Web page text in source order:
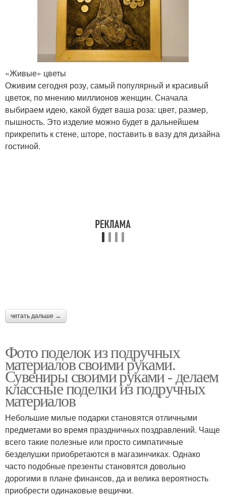
«Живые» цветы
Оживим сегодня розу, самый популярный и красивый
цветок, по мнению миллионов женщин. Сначала
выбираем идею, какой будет ваша роза: цвет, размер,
пышность. Это изделие можно будет в дальнейшем
прикрепить к стене, шторе, поставить в вазу для дизайна
гостиной.
читать дальше →
Фото поделок из подручных
материалов своими руками.
Сувениры своими руками - делаем
классные поделки из подручных
материалов
Небольшие милые подарки становятся отличными
предметами во время праздничных поздравлений. Чаще
всего такие полезные или просто симпатичные
безделушки приобретаются в магазинчиках. Однако
часто подобные презенты становятся довольно
дорогими в плане финансов, да и велика вероятность
приобрести одинаковые вещички.